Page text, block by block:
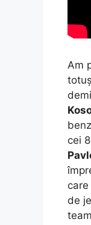
Am
cei
de